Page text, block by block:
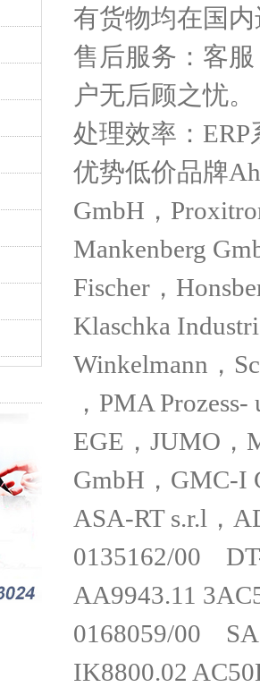
有货物均在国
售后服务：客
户无后顾之忧。
处理效率：
优势低价品牌
GmbH，
Mankenberg
Fischer，
Klaschka
Winkelmann，
，PMA
EGE，JUMO，
GmbH，GMC-I
ASA-RT s.r.l，
0135162/00
AA9943.11
0168059/00
IK8800.02